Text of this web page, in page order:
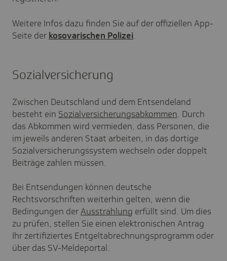
Weitere Infos dazu finden Sie auf der offiziellen App-
Seite der kosovarischen Polizei.
Sozialversicherung
Zwischen Deutschland und dem Entsendeland
besteht ein Sozialversicherungsabkommen. Durch
das Abkommen wird vermieden, dass Personen, die
im jeweils anderen Staat arbeiten, in das dortige
Sozialversicherungssystem wechseln oder doppelt
Beiträge zahlen müssen.
Bei Entsendungen können deutsche
Rechtsvorschriften weiterhin gelten, wenn die
Bedingungen derAusstrahlung erfüllt sind. Um dies
zu prüfen, stellen Sie einen elektronischen Antrag
Ihr zertifiziertes Entgeltabrechnungsprogramm oder
über das SV-Meldeportal.